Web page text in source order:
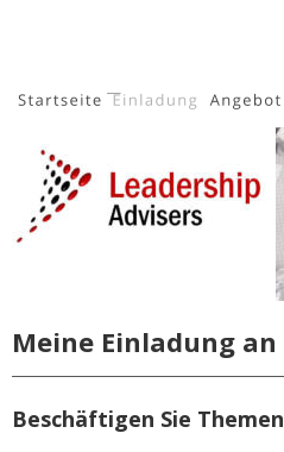
Meine Einladung an
Beschäftigen Sie